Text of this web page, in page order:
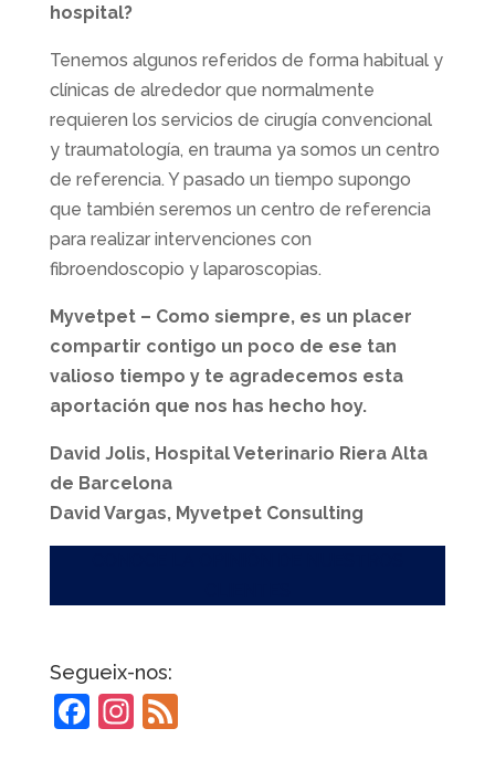
hospital?
Tenemos algunos referidos de forma habitual y
clínicas de alrededor que normalmente
requieren los servicios de cirugía convencional
y traumatología, en trauma ya somos un centro
de referencia. Y pasado un tiempo supongo
que también seremos un centro de referencia
para realizar intervenciones con
fibroendoscopio y laparoscopias.
Myvetpet – Como siempre, es un placer
compartir contigo un poco de ese tan
valioso tiempo y te agradecemos esta
aportación que nos has hecho hoy.
David Jolis, Hospital Veterinario Riera Alta
de Barcelona
David Vargas, Myvetpet Consulting
Segueix-nos:
F In F